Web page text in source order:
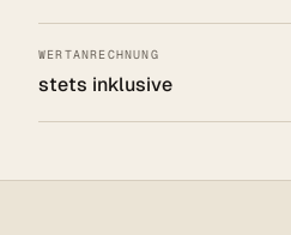
WERTANRECHNUNG
stets inklusive